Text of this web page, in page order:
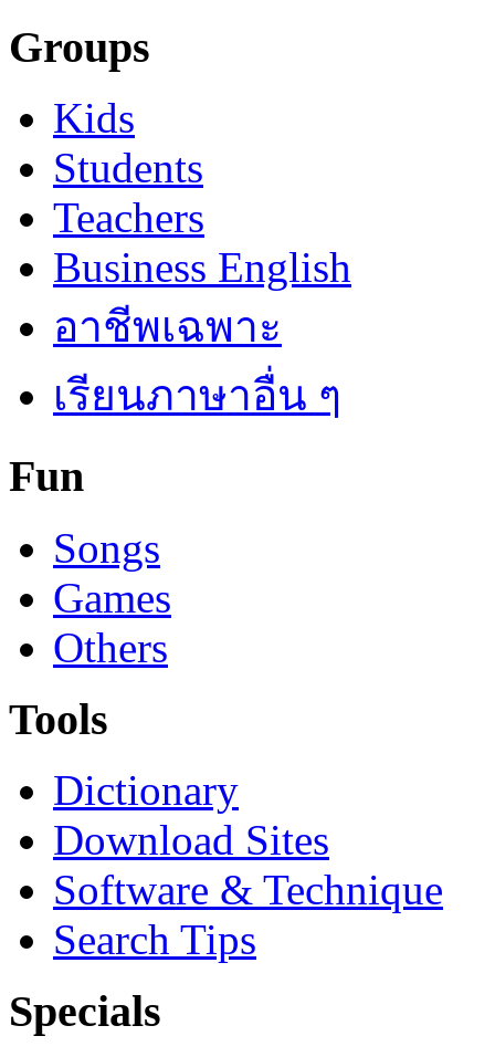
Groups
Kids
Students
Teachers
Business English
อาชีพเฉพาะ
เรียนภาษาอื่น ๆ
Fun
Songs
Games
Others
Tools
Dictionary
Download Sites
Software & Technique
Search Tips
Specials